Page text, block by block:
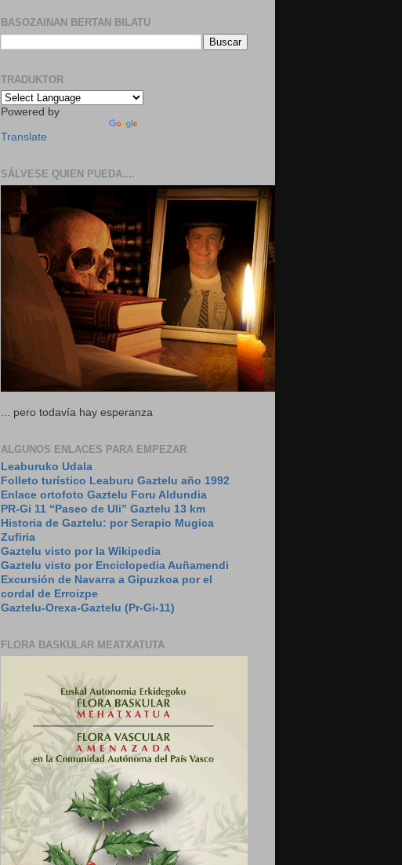
BASOZAINAN BERTAN BILATU
TRADUKTOR
Powered by
Translate
SÁLVESE QUIEN PUEDA....
... pero todavía hay esperanza
ALGUNOS ENLACES PARA EMPEZAR
Leaburuko Udala
Folleto turístico Leaburu Gaztelu año 1992
Enlace ortofoto Gaztelu Foru Aldundia
PR-Gi 11 “Paseo de Uli” Gaztelu 13 km
Historia de Gaztelu: por Serapio Mugica
Zufiria
Gaztelu visto por la Wikipedia
Gaztelu visto por Enciclopedia Auñamendi
Excursión de Navarra a Gipuzkoa por el
cordal de Erroizpe
Gaztelu-Orexa-Gaztelu (Pr-Gi-11)
FLORA BASKULAR MEATXATUTA